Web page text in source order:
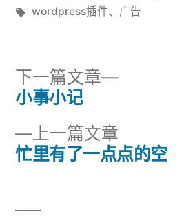
布
标
wordpress插件、 广告
文
章
导
航
上一篇文章
一
忙里有了一点点的空
下一篇文章
下
章：
小事小记